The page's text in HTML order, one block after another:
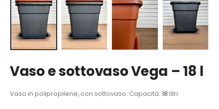
Vaso e sottovaso Vega – 18 l
Vaso in polipropilene, con sottovaso. Capacità: 18litri.